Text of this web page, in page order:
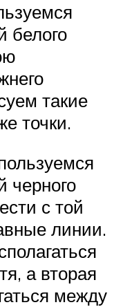
белого
такие
точки.
черного
с той
линии.
а вторая
между